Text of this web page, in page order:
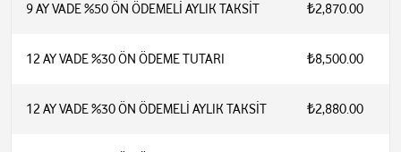
9 AY VADE %50 ÖN ÖDEMELİ AYLIK TAKSİT ₺2,870.00
12 AY VADE %30 ÖN ÖDEME TUTARI ₺8,500.00
12 AY VADE %30 ÖN ÖDEMELİ AYLIK TAKSİT ₺2,880.00